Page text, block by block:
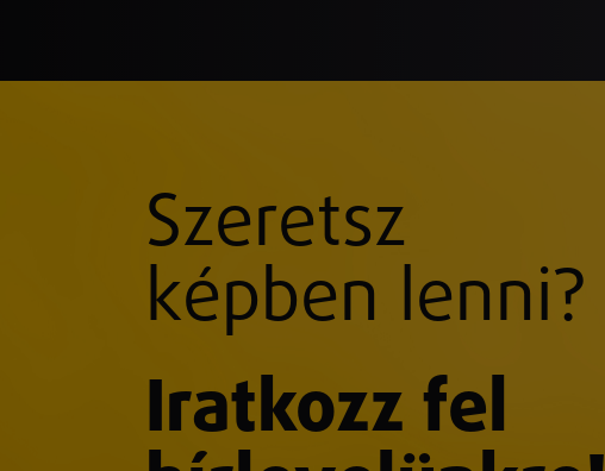
Szeretsz
képben lenni?
Iratkozz fel